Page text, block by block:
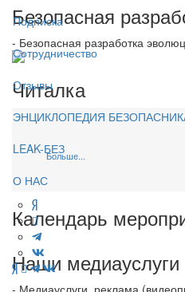
Подписка
Сотрудничество
Отзывы
ЭНЦИКЛОПЕДИЯ
LEAK-БЕЗ
О НАС
Безопасная
- Безопасная разработка
Читалка
Больше...
Календарь
Наши медиауслуги
- Медиауслуги, реклама